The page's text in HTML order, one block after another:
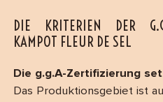
DIE KRITERIEN DER
KAMPOT FLEUR DE SEL
Die g.g.A-Zertifizierung
Das Produktionsgebiet ist